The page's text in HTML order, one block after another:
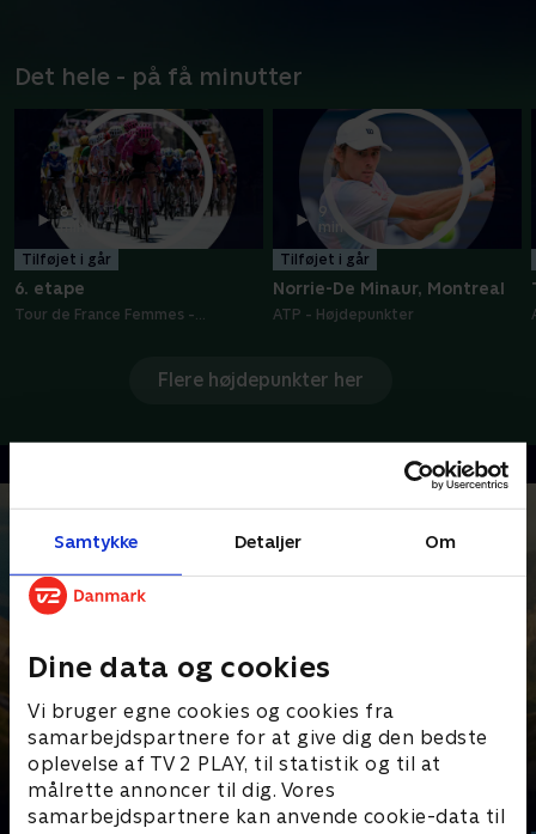
Samtykke Detaljer Om
Dine data og cookies
Vi bruger egne cookies og cookies fra
samarbejdspartnere for at give dig den bedste
oplevelse af TV 2 PLAY, til statistik og til at
målrette annoncer til dig. Vores
samarbejdspartnere kan anvende cookie-data til
Det hele - på få minutter
8
min
Tilføjet i går
6. etape
Tour de France Femmes -
9
min
Tilføjet i går
Norrie-De Minaur, Montreal
ATP - Højdepunkter
Flere højdepunkter her
Senest tilføjet